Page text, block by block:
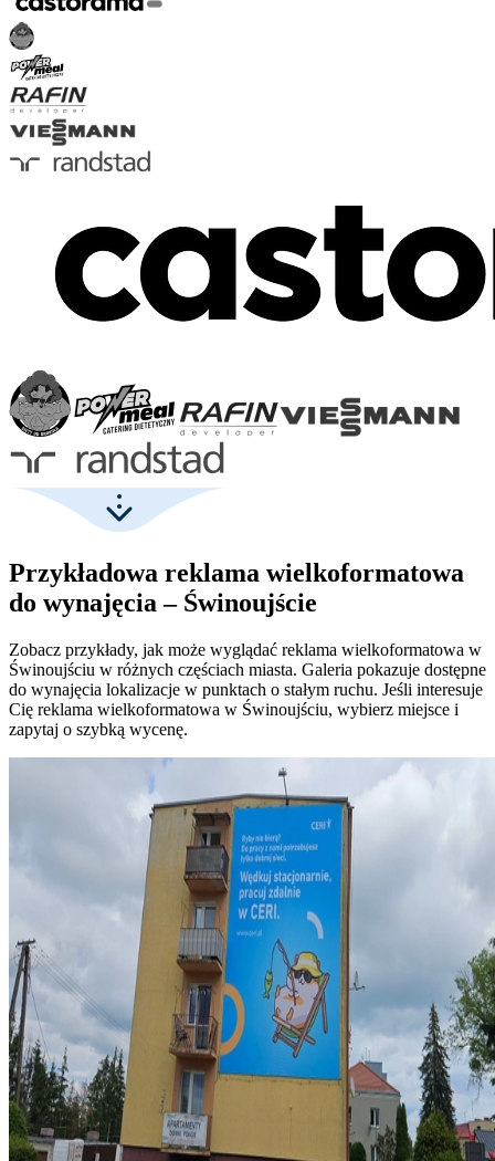
Przykładowa reklama wielkoformatowa
do wynajęcia – Świnoujście
Zobacz przykłady, jak może wyglądać reklama wielkoformatowa w
Świnoujściu w różnych częściach miasta. Galeria pokazuje dostępne
do wynajęcia lokalizacje w punktach o stałym ruchu. Jeśli interesuje
Cię reklama wielkoformatowa w Świnoujściu, wybierz miejsce i
zapytaj o szybką wycenę.